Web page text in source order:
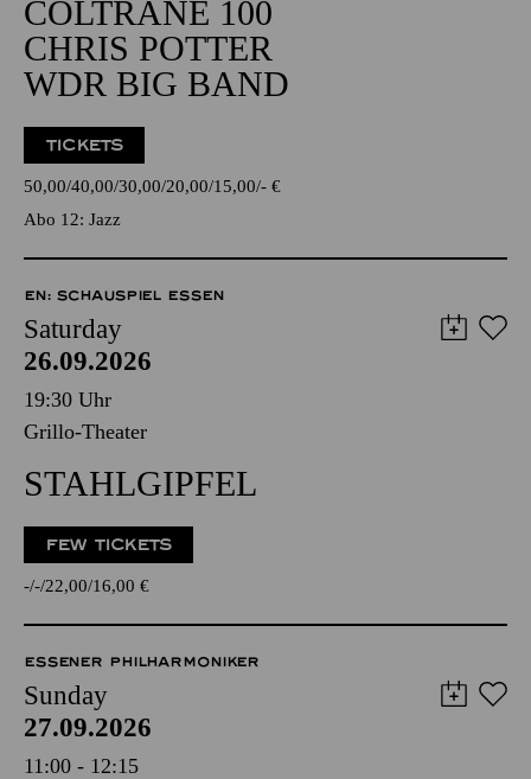
COLTRANE 100
CHRIS POTTER
WDR BIG BAND
TICKETS
50,00 40,00 30,00 20,00 15,00 - €
Abo 12: Jazz
EN: SCHAUSPIEL ESSEN
Saturday
26.09.2026
19:30 Uhr
Grillo-Theater
STAHLGIPFEL
FEW TICKETS
- - 22,00 16,00 €
ESSENER PHILHARMONIKER
Sunday
27.09.2026
11:00 - 12:15